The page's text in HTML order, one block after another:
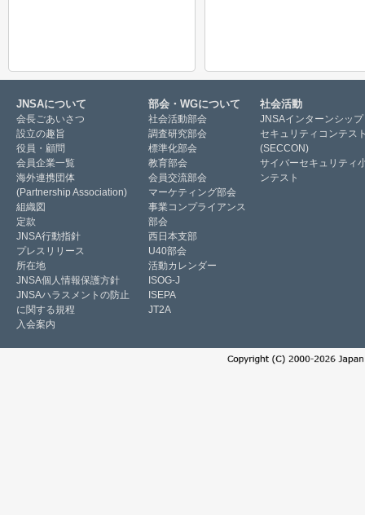
JNSAについて
会長ごあいさつ
設立の趣旨
役員・顧問
会員企業一覧
海外連携団体
(Partnership Association)
組織図
定款
JNSA行動指針
プレスリリース
所在地
JNSA個人情報保護方針
JNSAハラスメントの防止
に関する規程
入会案内
部会・WGについて
社会活動部会
調査研究部会
標準化部会
教育部会
会員交流部会
マーケティング部会
事業コンプライアンス
部会
西日本支部
U40部会
活動カレンダー
ISOG-J
ISEPA
JT2A
社会活動
JNSAインターンシップ
セキュリティコンテス
(SECCON)
サイバーセキュリティ
ンテスト